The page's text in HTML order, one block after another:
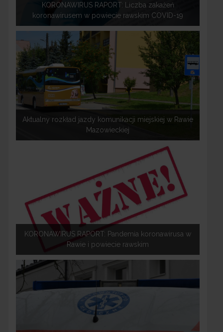
KORONAWIRUS RAPORT: Liczba zakażeń
koronawirusem w powiecie rawskim COVID-19
Aktualny rozkład jazdy komunikacji miejskiej w Rawie
Mazowieckiej
KORONAWIRUS RAPORT: Pandemia koronawirusa w
Rawie i powiecie rawskim